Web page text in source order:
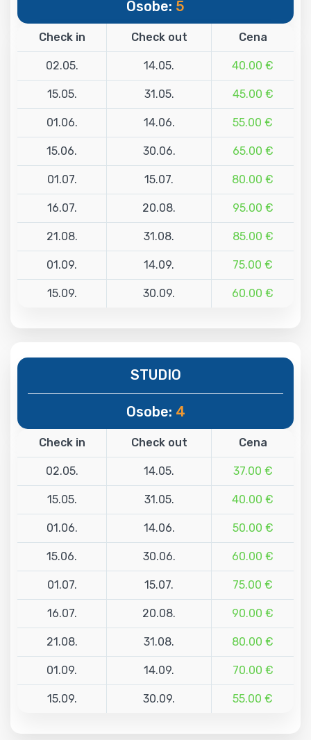
Osobe: 5
Check in Check out Cena
02.05. 14.05. 40.00 €
15.05. 31.05. 45.00 €
01.06. 14.06. 55.00 €
15.06. 30.06. 65.00 €
01.07. 15.07. 80.00 €
16.07. 20.08. 95.00 €
21.08. 31.08. 85.00 €
01.09. 14.09. 75.00 €
15.09. 30.09. 60.00 €
STUDIO
Osobe: 4
Check in Check out Cena
02.05. 14.05. 37.00 €
15.05. 31.05. 40.00 €
01.06. 14.06. 50.00 €
15.06. 30.06. 60.00 €
01.07. 15.07. 75.00 €
16.07. 20.08. 90.00 €
21.08. 31.08. 80.00 €
01.09. 14.09. 70.00 €
15.09. 30.09. 55.00 €